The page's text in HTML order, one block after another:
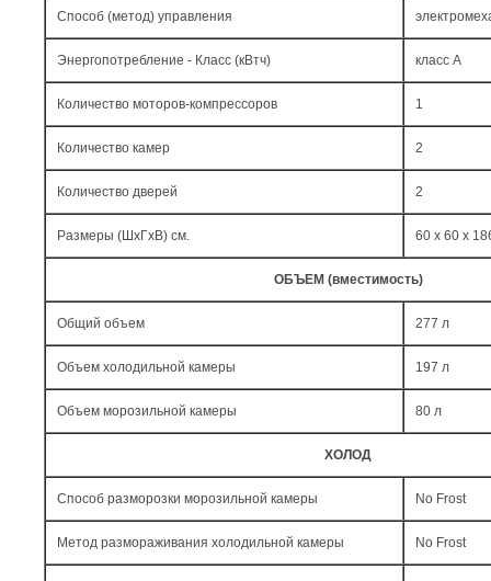
Способ (метод) управления
Энергопотребление - Класс (кВтч) класс A
Количество моторов-компрессоров 1
Количество камер 2
Количество дверей 2
Размеры (ШxГxВ) см. 60 x 60 x
ОБЪЕМ (вместимость)
Общий объем 277 л
Объем холодильной камеры 197 л
Объем морозильной камеры 80 л
ХОЛОД
Способ разморозки морозильной камеры No Frost
Метод размораживания холодильной камеры No Frost